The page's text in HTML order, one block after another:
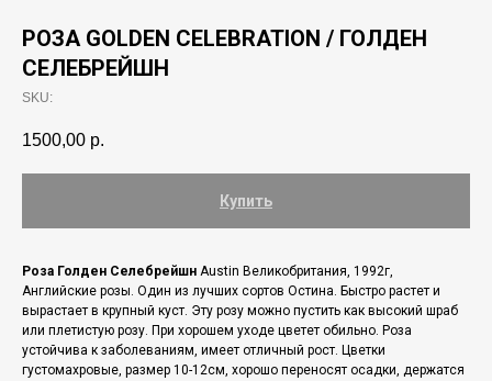
РОЗА GOLDEN CELEBRATION / ГОЛДЕН
СЕЛЕБРЕЙШН
SKU:
1500,00 р.
Купить
Роза Голден Селебрейшн Austin Великобритания, 1992г,
Английские розы. Один из лучших сортов Остина. Быстро растет и
вырастает в крупный куст. Эту розу можно пустить как высокий шраб
или плетистую розу. При хорошем уходе цветет обильно. Роза
устойчива к заболеваниям, имеет отличный рост. Цветки
густомахровые, размер 10-12см, хорошо переносят осадки, держатся